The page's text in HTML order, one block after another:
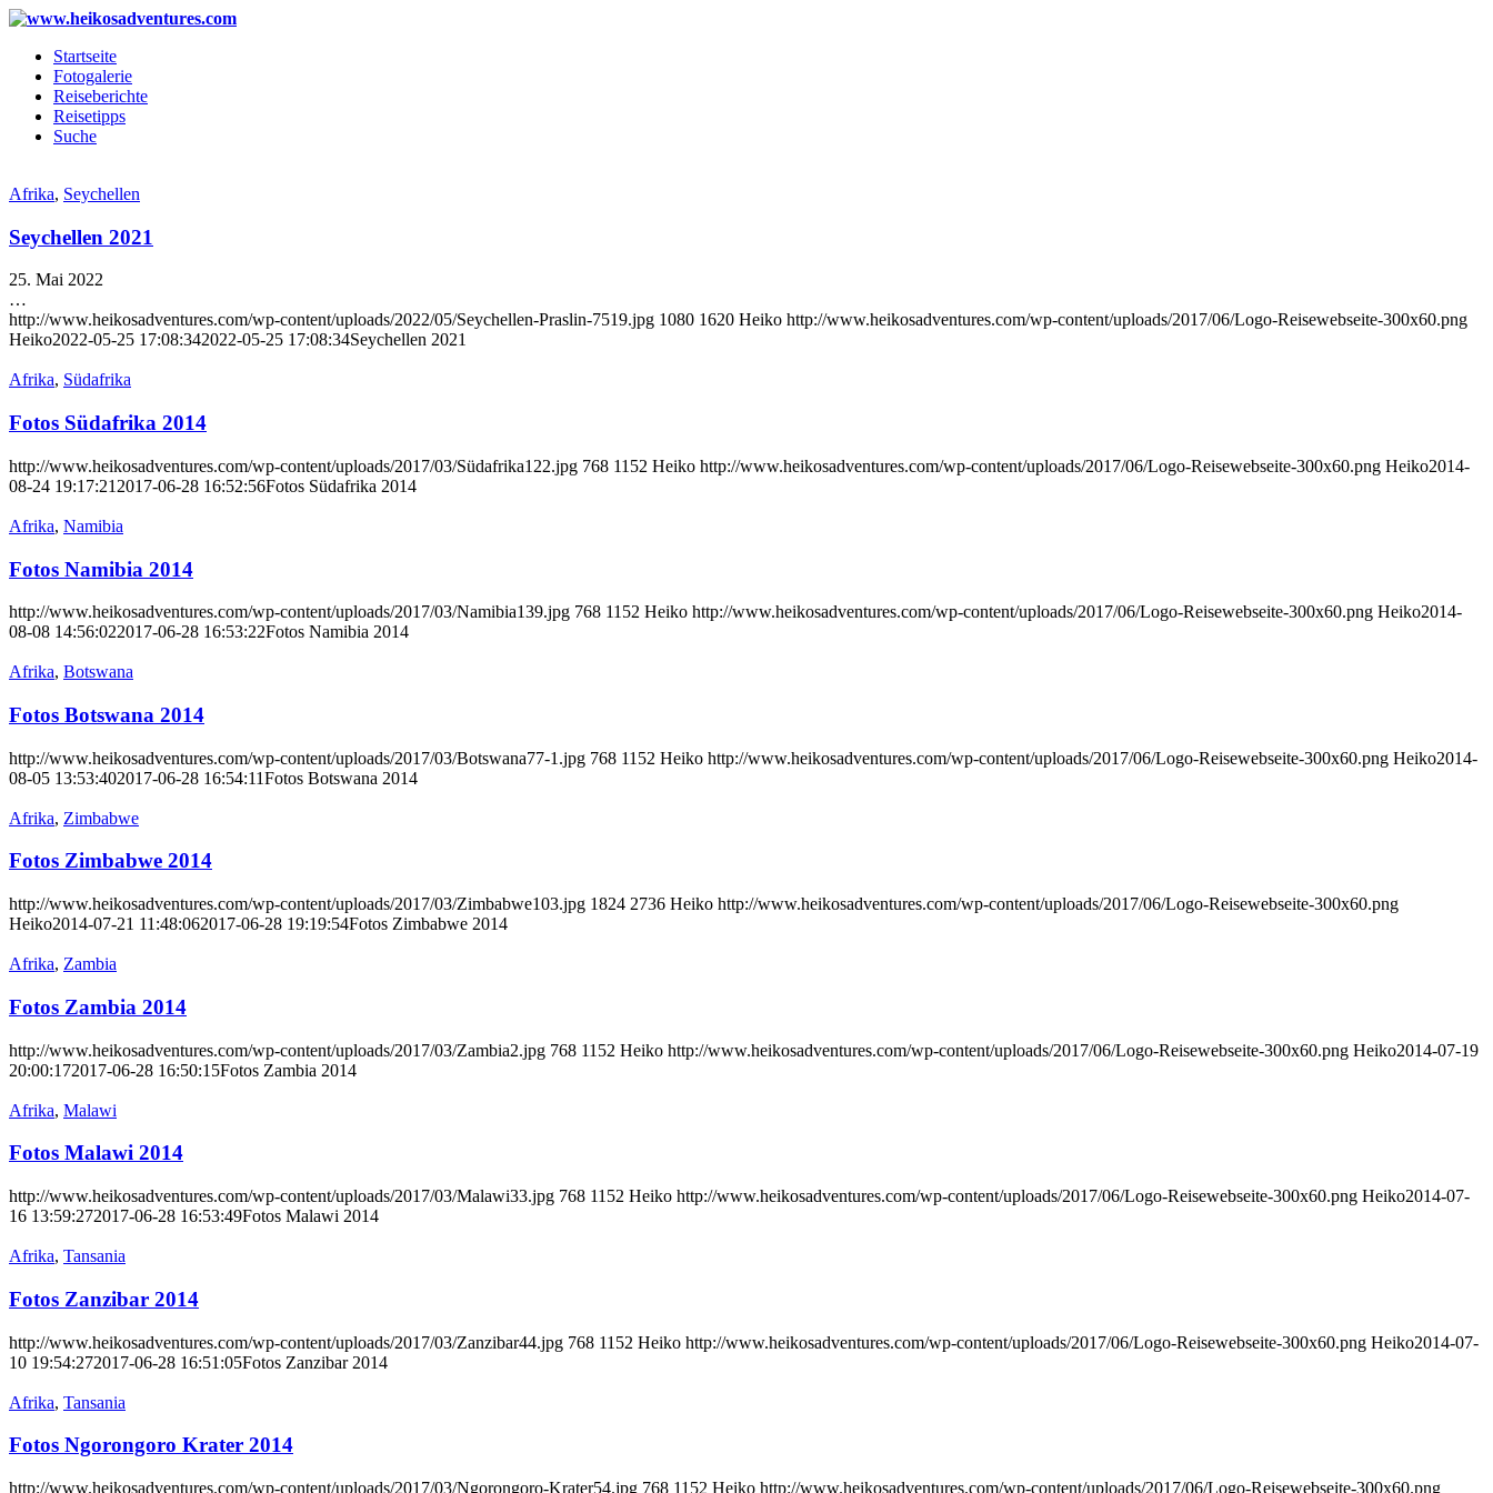
Startseite
Fotogalerie
Reiseberichte
Reisetipps
Suche
Afrika, Seychellen
Seychellen 2021
25. Mai 2022
…
http://www.heikosadventures.com/wp-content/uploads/2022/05/Seychellen-Praslin-7519.jpg 1080 1620 Heiko http://www.heikosadventures.com/wp-content/uploads/2017/06/Logo-Reisewebseite-300x60.png
Heiko2022-05-25 17:08:342022-05-25 17:08:34Seychellen 2021
Afrika, Südafrika
Fotos Südafrika 2014
http://www.heikosadventures.com/wp-content/uploads/2017/03/Südafrika122.jpg 768 1152 Heiko http://www.heikosadventures.com/wp-content/uploads/2017/06/Logo-Reisewebseite-300x60.png Heiko2014-
08-24 19:17:21 2017-06-28 16:52:56Fotos Südafrika 2014
Afrika, Namibia
Fotos Namibia 2014
http://www.heikosadventures.com/wp-content/uploads/2017/03/Namibia139.jpg 768 1152 Heiko http://www.heikosadventures.com/wp-content/uploads/2017/06/Logo-Reisewebseite-300x60.png Heiko2014-
08-08 14:56:022017-06-28 16:53:22Fotos Namibia 2014
Afrika, Botswana
Fotos Botswana 2014
http://www.heikosadventures.com/wp-content/uploads/2017/03/Botswana77-1.jpg 768 1152 Heiko http://www.heikosadventures.com/wp-content/uploads/2017/06/Logo-Reisewebseite-300x60.png Heiko2014-
08-05 13:53:402017-06-28 16:54:11Fotos Botswana 2014
Afrika, Zimbabwe
Fotos Zimbabwe 2014
http://www.heikosadventures.com/wp-content/uploads/2017/03/Zimbabwe103.jpg 1824 2736 Heiko http://www.heikosadventures.com/wp-content/uploads/2017/06/Logo-Reisewebseite-300x60.png
Heiko2014-07-21 11:48:062017-06-28 19:19:54Fotos Zimbabwe 2014
Afrika, Zambia
Fotos Zambia 2014
http://www.heikosadventures.com/wp-content/uploads/2017/03/Zambia2.jpg 768 1152 Heiko http://www.heikosadventures.com/wp-content/uploads/2017/06/Logo-Reisewebseite-300x60.png Heiko2014-07-19
20:00:172017-06-28 16:50:15Fotos Zambia 2014
Afrika, Malawi
Fotos Malawi 2014
http://www.heikosadventures.com/wp-content/uploads/2017/03/Malawi33.jpg 768 1152 Heiko http://www.heikosadventures.com/wp-content/uploads/2017/06/Logo-Reisewebseite-300x60.png Heiko2014-07-
16 13:59:272017-06-28 16:53:49Fotos Malawi 2014
Afrika, Tansania
Fotos Zanzibar 2014
http://www.heikosadventures.com/wp-content/uploads/2017/03/Zanzibar44.jpg 768 1152 Heiko http://www.heikosadventures.com/wp-content/uploads/2017/06/Logo-Reisewebseite-300x60.png Heiko2014-07-
10 19:54:272017-06-28 16:51:05Fotos Zanzibar 2014
Afrika, Tansania
Fotos Ngorongoro Krater 2014
http://www.heikosadventures.com/wp-content/uploads/2017/03/Ngorongoro-Krater54.jpg 768 1152 Heiko http://www.heikosadventures.com/wp-content/uploads/2017/06/Logo-Reisewebseite-300x60.png